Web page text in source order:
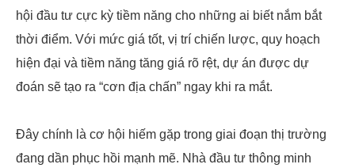
hội đầu tư cực kỳ tiềm năng cho những ai biết nắm bắt
thời điểm. Với mức giá tốt, vị trí chiến lược, quy hoạch
hiện đại và tiềm năng tăng giá rõ rệt, dự án được dự
đoán sẽ tạo ra “cơn địa chấn” ngay khi ra mắt.
Đây chính là cơ hội hiếm gặp trong giai đoạn thị trường
đang dần phục hồi mạnh mẽ. Nhà đầu tư thông minh